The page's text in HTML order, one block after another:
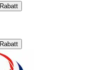
Rabatt
Rabatt